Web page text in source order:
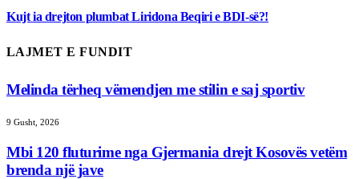
Kujt ia drejton plumbat Liridona Beqiri e BDI-së?!
LAJMET E FUNDIT
Melinda tërheq vëmendjen me stilin e saj sportiv
9 Gusht, 2026
Mbi 120 fluturime nga Gjermania drejt Kosovës vetëm
brenda një jave